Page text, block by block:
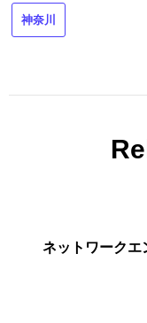
神奈川
ネットワークエ